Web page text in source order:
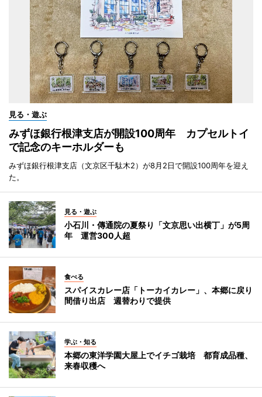
見る・遊ぶ
みずほ銀行根津支店が開設100周年 カプセルトイ
で記念のキーホルダーも
みずほ銀行根津支店（文京区千駄木2）が8月2日で開設100周年を迎え
た。
見る・遊ぶ
小石川・傳通院の夏祭り「文京思い出横丁」が5周
年 運営300人超
食べる
スパイスカレー店「トーカイカレー」、本郷に戻り
間借り出店 週替わりで提供
学ぶ・知る
本郷の東洋学園大屋上でイチゴ栽培 都育成品種、
来春収穫へ